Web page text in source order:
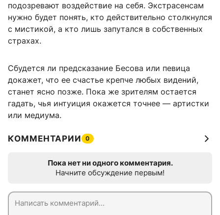
подозревают воздействие на себя. Экстрасенсам
нужно будет понять, кто действительно столкнулся
с мистикой, а кто лишь запутался в собственных
страхах.
Сбудется ли предсказание Бесова или певица
докажет, что ее счастье крепче любых видений,
станет ясно позже. Пока же зрителям остается
гадать, чья интуиция окажется точнее — артистки
или медиума.
КОММЕНТАРИИ 0
Пока нет ни одного комментария.
Начните обсуждение первым!